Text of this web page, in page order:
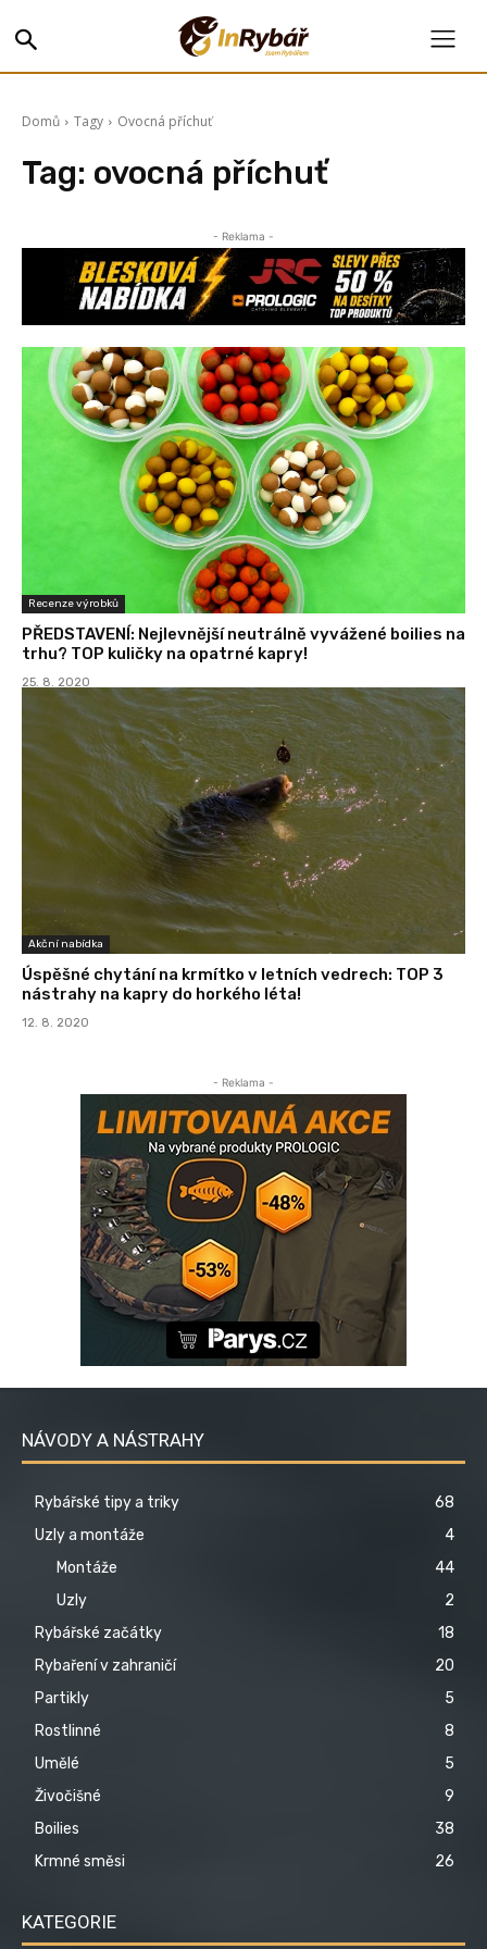
Domů Tagy Ovocná příchuť
Tag: ovocná příchuť
- Reklama -
Recenze výrobků
PŘEDSTAVENÍ: Nejlevnější neutrálně vyvážené boilies na
trhu? TOP kuličky na opatrné kapry!
25. 8. 2020
Akční nabídka
Úspěšné chytání na krmítko v letních vedrech: TOP 3
nástrahy na kapry do horkého léta!
12. 8. 2020
- Reklama -
NÁVODY A NÁSTRAHY
Rybářské tipy a triky
68
Uzly a montáže
4
Montáže
44
Uzly
2
Rybářské začátky
18
Rybaření v zahraničí
20
Partikly
5
Rostlinné
8
Umělé
5
Živočišné
9
Boilies
38
Krmné směsi
26
KATEGORIE